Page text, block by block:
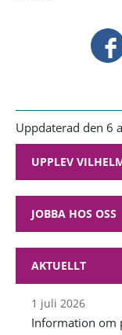
AKTUELLT
1 juli 2026
Information om
Uppdaterad den 6
UPPLEV
JOBBA HOS OSS